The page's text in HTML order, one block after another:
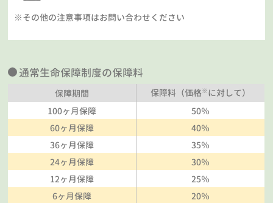
※その他の注意事項はお問い合わせください
通常生命保障制度の保障料
保障期間 保障料（価格※に対して）
100ヶ月保障
50％
60ヶ月保障
40％
36ヶ月保障
35％
24ヶ月保障
30％
12ヶ月保障
25％
6ヶ月保障
20％